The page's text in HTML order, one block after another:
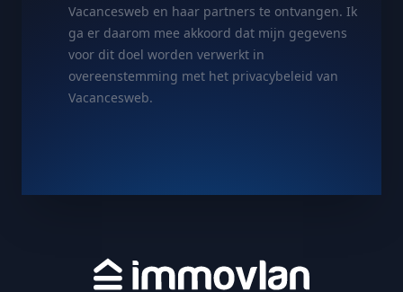
Vacancesweb en haar partners te ontvangen. Ik
ga er daarom mee akkoord dat mijn gegevens
voor dit doel worden verwerkt in
overeenstemming met het privacybeleid van
Vacancesweb.